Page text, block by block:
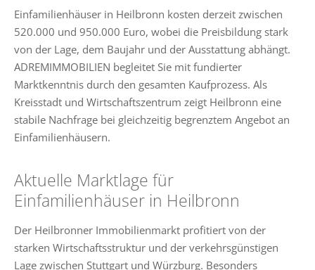
Einfamilienhäuser in Heilbronn kosten derzeit zwischen
520.000 und 950.000 Euro, wobei die Preisbildung stark
von der Lage, dem Baujahr und der Ausstattung abhängt.
ADREMIMMOBILIEN begleitet Sie mit fundierter
Marktkenntnis durch den gesamten Kaufprozess. Als
Kreisstadt und Wirtschaftszentrum zeigt Heilbronn eine
stabile Nachfrage bei gleichzeitig begrenztem Angebot an
Einfamilienhäusern.
Aktuelle Marktlage für
Einfamilienhäuser in Heilbronn
Der Heilbronner Immobilienmarkt profitiert von der
starken Wirtschaftsstruktur und der verkehrsgünstigen
Lage zwischen Stuttgart und Würzburg. Besonders